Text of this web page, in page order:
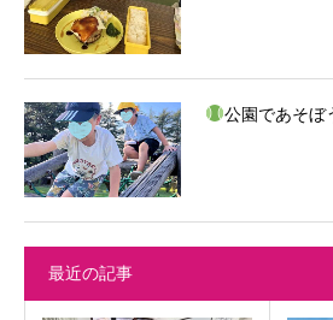
公園であそぼ
最近の記事